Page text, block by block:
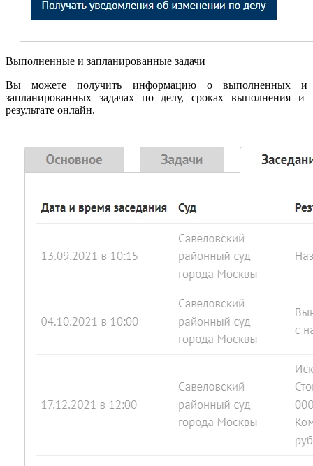
Выполненные и запланированные задачи
Вы можете получить информацию о выполненных и
запланированных задачах по делу, сроках выполнения и
результате онлайн.